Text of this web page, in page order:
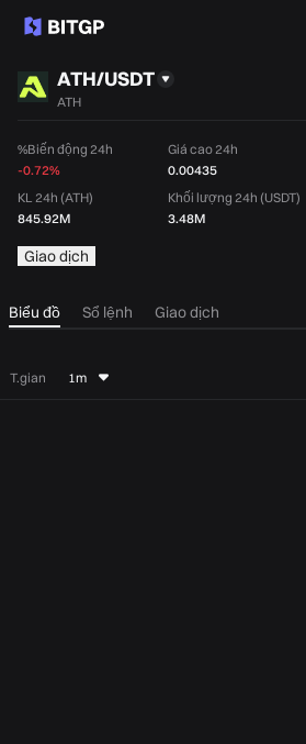
ATH/USDT
ATH
%Biến động 24h
-0.72%
Giá cao 24h
0.00435
KL 24h (ATH)
845.92M
Khối lượng 24h (USDT)
3.48M
Giao dịch
Biểu đồ Sổ lệnh Giao dịch
T.gian 1m